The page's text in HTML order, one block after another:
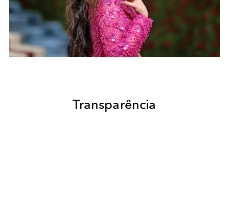
Transparência